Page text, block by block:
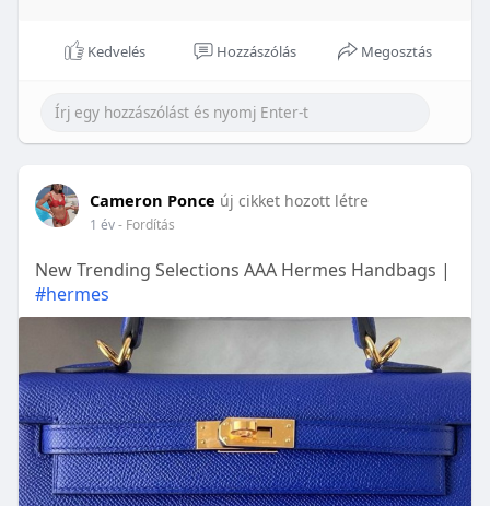
Kedvelés Hozzászólás Megosztás
Cameron Ponce új cikket hozott létre
1 év- Fordítás
New Trending Selections AAA Hermes Handbags |
#hermes